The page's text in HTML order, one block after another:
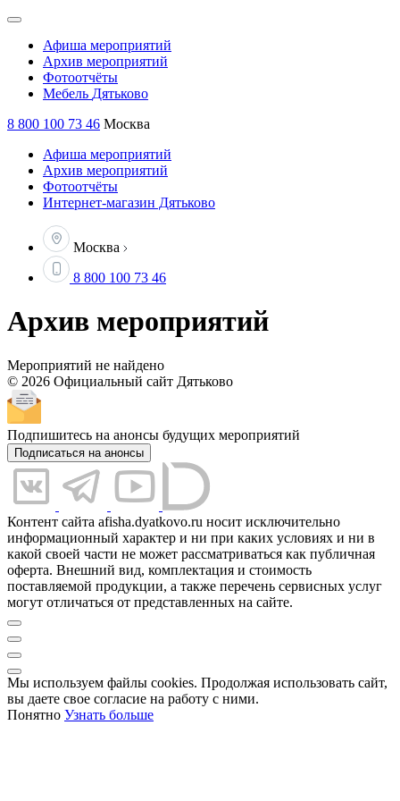
Афиша мероприятий
Архив мероприятий
Фотоотчёты
Мебель Дятьково
8 800 100 73 46 Москва
Афиша мероприятий
Архив мероприятий
Фотоотчёты
Интернет-магазин Дятьково
Москва
8 800 100 73 46
Архив мероприятий
Мероприятий не найдено
© 2026 Официальный сайт Дятьково
Подпишитесь на анонсы будущих мероприятий
Подписаться на анонсы
Контент сайта afisha.dyatkovo.ru носит исключительно
информационный характер и ни при каких условиях и ни в
какой своей части не может рассматриваться как публичная
оферта. Внешний вид, комплектация и стоимость
поставляемой продукции, а также перечень сервисных услуг
могут отличаться от представленных на сайте.
Мы используем файлы cookies. Продолжая использовать сайт,
вы даете свое согласие на работу с ними.
Понятно Узнать больше